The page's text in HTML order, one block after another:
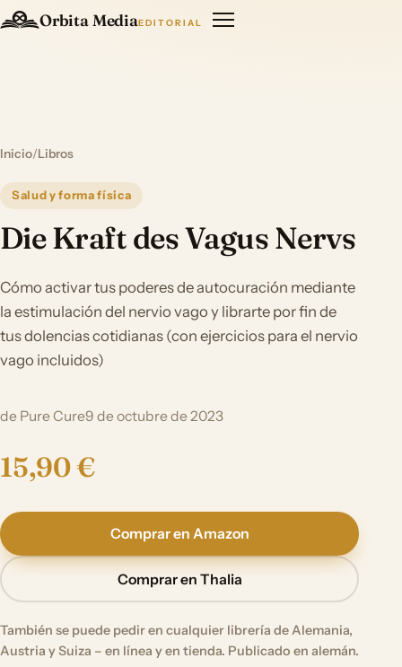
Orbita MediaEDITORIAL
Inicio/Libros
Salud y forma física
Die Kraft des Vagus Nervs
Cómo activar tus poderes de autocuración mediante
la estimulación del nervio vago y librarte por fin de
tus dolencias cotidianas (con ejercicios para el nervio
vago incluidos)
de Pure Cure9 de octubre de 2023
15,90 €
Comprar en Amazon
Comprar en Thalia
También se puede pedir en cualquier librería de Alemania,
Austria y Suiza – en línea y en tienda. Publicado en alemán.